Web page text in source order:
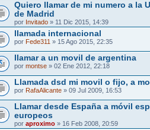
Quiero llamar de mi numero a la
de Madrid
por Invitado» 11 Dic 2015, 14:39
llamada internacional
por Fede311 » 15 Ago 2015, 22:35
llamar a un movil de argentina
por montse» 02 Ene 2012, 22:18
Llamada dsd mi movil o fijo, a
por RafaAlicante» 09 Jul 2009, 16:53
Llamar desde España a móvil
europeos
por aproximo» 16 Feb 2008, 20:59